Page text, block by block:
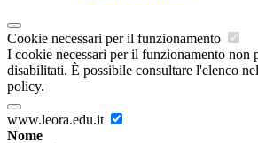
Cookie necessari per il funzionamento
I cookie necessari per il funzionamento non
disabilitati. È possibile consultare l'elenco
policy.
www.leora.edu.it
Nome